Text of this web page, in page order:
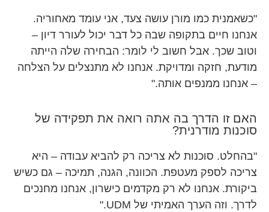
"כשאמנית כמו מורן עושה צעד, אני עומד מאחוריה.
אנחנו חיים בתקופה שבה כל דבר יכול לעורר דיון –
וטוב שכך. אבל חשוב לי לומר: הבחירה שלה הייתה
מודעת, חזקה ומדויקת. אנחנו לא מתנצלים על הצלחה
– אנחנו ממנפים אותה."
האם זו הדרך בה אתה רואה את תפקידה של
סוכנות מודרנית?
"בהחלט. סוכנות לא צריכה רק להביא עבודה – היא
צריכה לספק מעטפת. הכוונה, הגנה, תמיכה – גם כשיש
ביקורת. אנחנו לא רק מקדמים כישרון, אנחנו מחנכים
לדרך. וזה הערך האמיתי של UDM."